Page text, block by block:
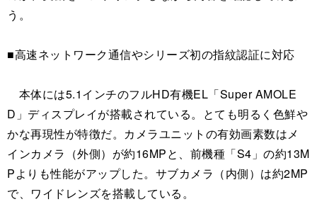
う。
■高速ネットワーク通信やシリーズ初の指紋認証に対応
本体には5.1インチのフルHD有機EL「Super AMOLE
D」ディスプレイが搭載されている。とても明るく色鮮や
かな再現性が特徴だ。カメラユニットの有効画素数はメ
インカメラ（外側）が約16MPと、前機種「S4」の約13M
Pよりも性能がアップした。サブカメラ（内側）は約2MP
で、ワイドレンズを搭載している。